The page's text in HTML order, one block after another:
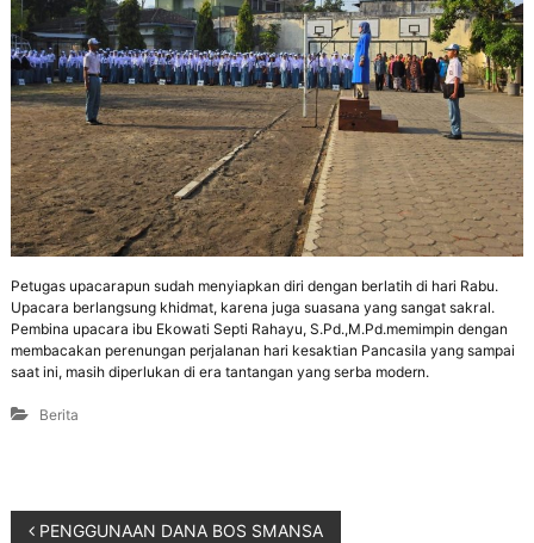
Petugas upacarapun sudah menyiapkan diri dengan berlatih di hari Rabu.
Upacara berlangsung khidmat, karena juga suasana yang sangat sakral.
Pembina upacara ibu Ekowati Septi Rahayu, S.Pd.,M.Pd.memimpin dengan
membacakan perenungan perjalanan hari kesaktian Pancasila yang sampai
saat ini, masih diperlukan di era tantangan yang serba modern.
Berita
PENGGUNAAN DANA BOS SMANSA